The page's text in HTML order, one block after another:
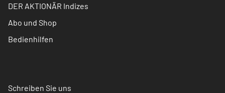
DER AKTIONÄR Indizes
Abo und Shop
Bedienhilfen
Schreiben Sie uns